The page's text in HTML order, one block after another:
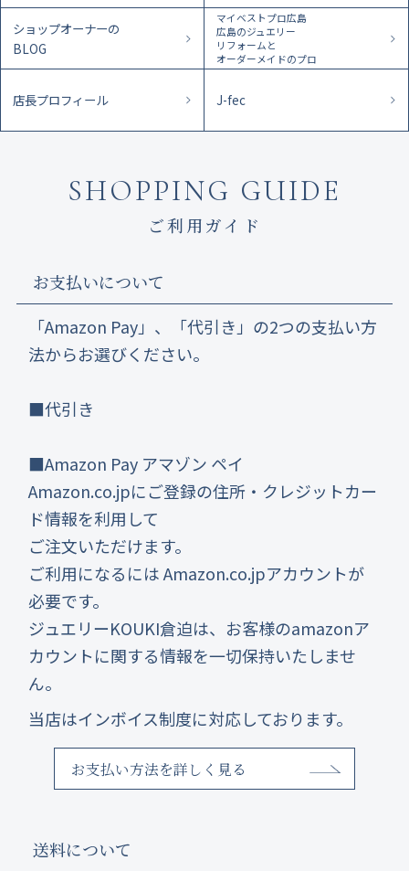
ショップオーナーの
BLOG
マイベストプロ広島
広島のジュエリー
リフォームと
オーダーメイドのプロ
店長プロフィール J-fec
SHOPPING GUIDE
ご利用ガイド
お支払いについて
「Amazon Pay」、「代引き」の2つの支払い方
法からお選びください。
■代引き
■Amazon Pay アマゾン ペイ
Amazon.co.jpにご登録の住所・クレジットカー
ド情報を利用して
ご注文いただけます。
ご利用になるには Amazon.co.jpアカウントが
必要です。
ジュエリーKOUKI倉迫は、お客様のamazonア
カウントに関する情報を一切保持いたしませ
ん。
当店はインボイス制度に対応しております。
お支払い方法を詳しく見る
送料について